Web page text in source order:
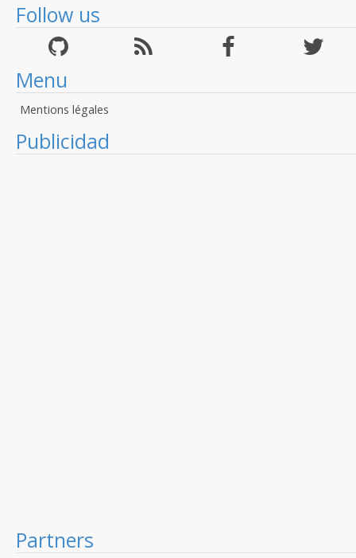
Follow us
Menu
Mentions légales
Publicidad
Partners